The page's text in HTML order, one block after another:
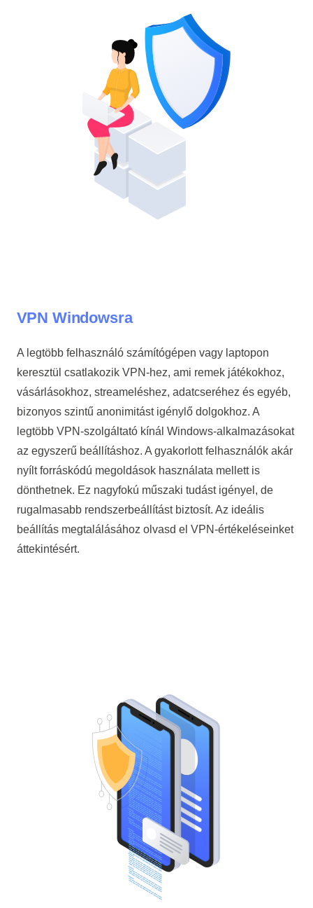
VPN Windowsra
A legtöbb felhasználó számítógépen vagy laptopon
keresztül csatlakozik VPN-hez, ami remek játékokhoz,
vásárlásokhoz, streameléshez, adatcseréhez és egyéb,
bizonyos szintű anonimitást igénylő dolgokhoz. A
legtöbb VPN-szolgáltató kínál Windows-alkalmazásokat
az egyszerű beállításhoz. A gyakorlott felhasználók akár
nyílt forráskódú megoldások használata mellett is
dönthetnek. Ez nagyfokú műszaki tudást igényel, de
rugalmasabb rendszerbeállítást biztosít. Az ideális
beállítás megtalálásához olvasd el VPN-értékeléseinket
áttekintésért.